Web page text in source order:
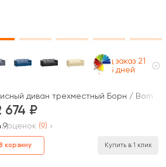
Под заказ 21
раб дней
диван трехместный Борн / Born
674
оценок (9)
В корзину Купить в 1 клик